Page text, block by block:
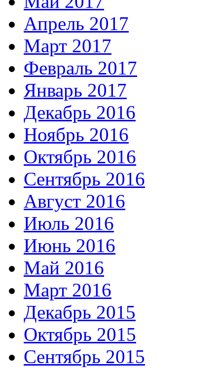
Апрель 2017
Март 2017
Февраль 2017
Январь 2017
Декабрь 2016
Ноябрь 2016
Октябрь 2016
Сентябрь 2016
Август 2016
Июль 2016
Июнь 2016
Май 2016
Март 2016
Декабрь 2015
Октябрь 2015
Сентябрь 2015